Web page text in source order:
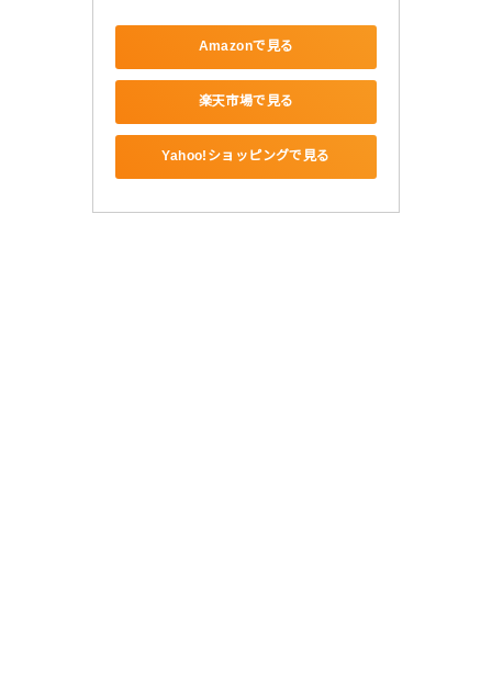
Amazonで見る
楽天市場で見る
Yahoo!ショッピングで見る